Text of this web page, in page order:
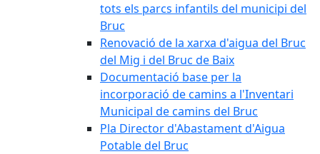
tots els parcs infantils del municipi del
Bruc
Renovació de la xarxa d'aigua del Bruc
del Mig i del Bruc de Baix
Documentació base per la
incorporació de camins a l'Inventari
Municipal de camins del Bruc
Pla Director d'Abastament d'Aigua
Potable del Bruc